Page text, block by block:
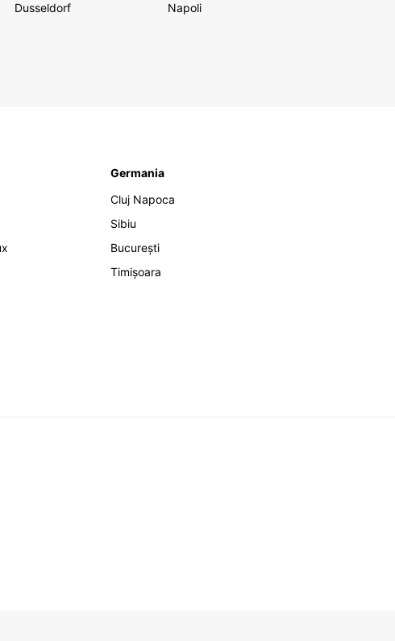
Dusseldorf
Napoli
Germania
Cluj Napoca
Sibiu
București
Timișoara